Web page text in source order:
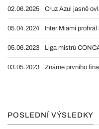
02.06.2025 Cruz Azul jasně
05.04.2024 Inter Miami
05.06.2023 Liga mistrů
03.05.2023 Známe prvního
POSLEDNÍ VÝSLEDKY